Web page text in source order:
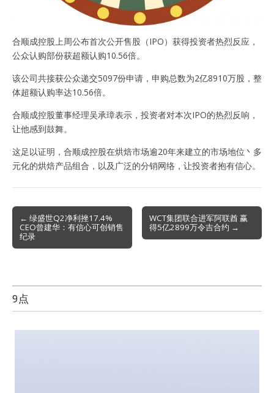
合顺成控股上周公布首次公开售股（IPO）获得投资者热烈反应，
公众认购部份获超额认购10.56倍。
该公司共接获公众递交5097份申请，申购总数为2亿8910万股，整
体超额认购率达10.56倍。
合顺成控股董事经理吴承璋表示，投资者对本次IPO的热烈反响，
让他感到鼓舞。
这足以证明，合顺成控股在烘焙市场逾20年来建立的市场地位丶多
元化的烘焙产品组合，以及广泛的分销网络，让投资者抱有信心。
Post
navigation
← 绿盛世Q2净利挫17.4%
CEO曾建华：有信心可创销售
纪录
WCT集团联合进军阿联酋 赢
得5亿2899万令吉合约 →
9点